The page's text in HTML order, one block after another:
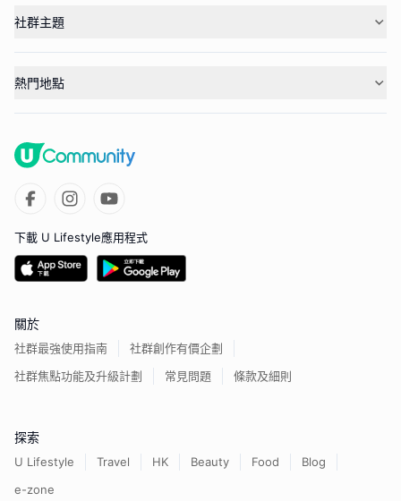
社群主題
熱門地點
下載 U Lifestyle應用程式
關於
社群最強使用指南
社群創作有價企劃
社群焦點功能及升級計劃
常見問題 條款及細則
探索
U Lifestyle Travel HK Beauty Food
Blog
e-zone